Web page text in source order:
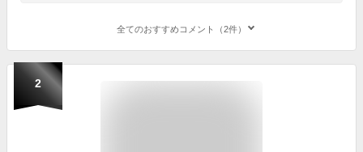
全てのおすすめコメント（2件）
2